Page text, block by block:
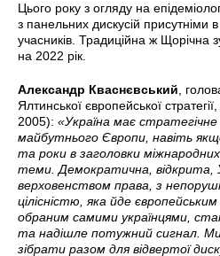
Цього року з огляду на
з панельних дискусій присутніми
учасників. Традиційна ж Щорічна
на 2022 рік.
Александр Кваснєвський ,
Ялтинської європейської
2005): «Україна має стратегічне
майбутнього Європи, навіть
та роки в заголовки
теми. Демократична, відкрита,
верховенством права, з
цілісністю, яка йде
обраним самими українцями,
та надішле потужний сигнал.
зібрати разом для відвертої